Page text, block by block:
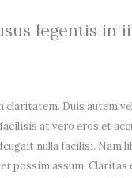
legentis in
Duis autem
at vero eros et
nulla facilisi. Nam
possim assum. Claritas